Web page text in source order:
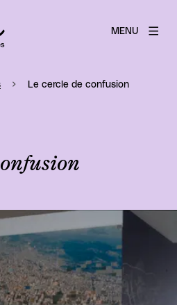
MENU
Le cercle de confusion